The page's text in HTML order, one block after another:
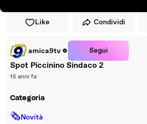
Like Condividi
amica9tv Segui
Spot Piccinino Sindaco 2
15 anni fa
Categoria
🗞Novità